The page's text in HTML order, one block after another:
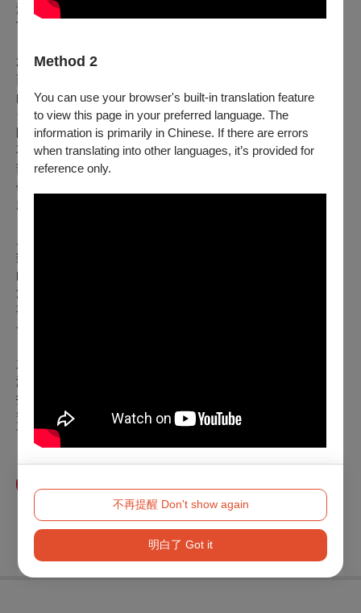
Method 2
You can use your browser's built-in translation feature
to view this page in your preferred language. The
information is primarily in Chinese. If there are errors
when translating into other languages, it’s provided for
reference only.
不再提醒 Don't show again
明白了 Got it
演出單位介紹
TJWB
2010 年的安順國中校友管樂團，起初是為了延續音樂的美好
而成立。其後，為了實現理想——「打造出人人都能共同參與
的管樂團，將音樂的感動傳遞給更多人！」在 2014 年更名為
台江青年管樂團，並且開始招收社區團員，致力於推廣台江地
區藝文風氣。2016 年，正式以「台江管樂團」為團名，成為
不分年紀、歡迎大家參與的社區樂團。 目前的成員除了中南
部地區的音樂演奏家與老師，也有許多各行各業的愛樂朋友、
學生一同參與，每年的八月定期舉辦大型公演。自 2023 年
起，更是以團內的職業演奏者與當地音樂家們為首，組成
樂已陪伴我們走過十數年。台江管樂團希望為愛樂者提供演奏
的舞台，以音符建立人與人之間的情誼，讓音樂成為一種生
活。 每場音樂會，我們都期待著與您激盪出嶄新的火花與故
事。 歡迎關注樂團社群帳號與官方網頁，一起加入我們的下
一場音樂會！
主辦單位：
演出單位：
指導協辦：
贊助單位：
三商美邦人壽保險股份有限公司、
育基金會、